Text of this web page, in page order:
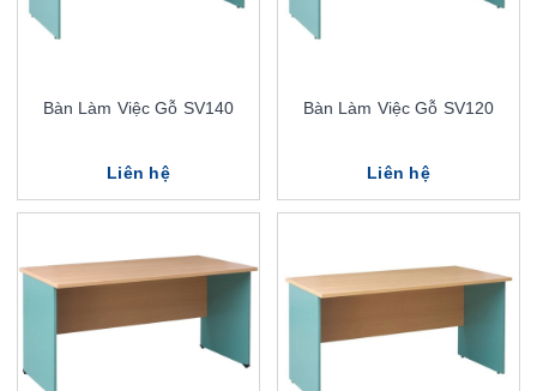
Bàn Làm Việc Gỗ SV140
Liên hệ
Bàn Làm Việc Gỗ SV120
Liên hệ